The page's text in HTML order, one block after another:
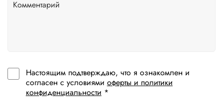
Настоящим подтверждаю, что я ознакомлен и
согласен с условиями оферты и политики
конфиденциальности *